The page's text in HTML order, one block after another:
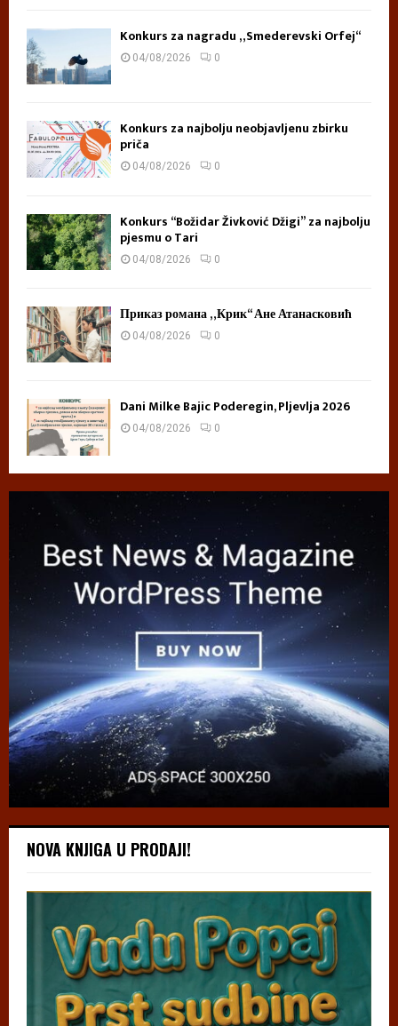
Konkurs za nagradu „Smederevski Orfej“
04/08/2026 0
Konkurs za najbolju neobjavljenu zbirku
priča
04/08/2026 0
Konkurs “Božidar Živković Džigi” za najbolju
pjesmu o Tari
04/08/2026 0
Приказ романа „Крик“ Ане Атанасковић
04/08/2026 0
Dani Milke Bajic Poderegin, Pljevlja 2026
04/08/2026 0
NOVA KNJIGA U PRODAJI!